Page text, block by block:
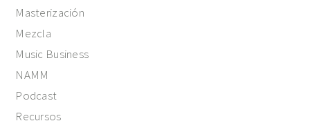
Masterización
Mezcla
Music Business
NAMM
Podcast
Recursos